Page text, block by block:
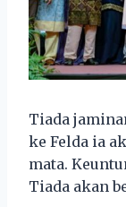
Tiada
ke Felda ia
mata.
Tiada akan